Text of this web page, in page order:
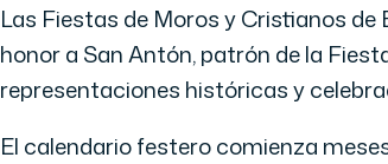
Las Fiestas de Moros y Cristianos de
honor a San Antón, patrón de la
representaciones históricas y
El calendario festero comienza